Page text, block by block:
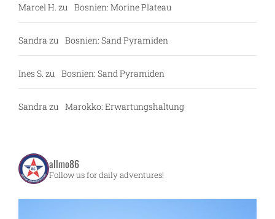
Marcel H. zu Bosnien: Morine Plateau
Sandra zu Bosnien: Sand Pyramiden
Ines S. zu Bosnien: Sand Pyramiden
Sandra zu Marokko: Erwartungshaltung
allmo86
Follow us for daily adventures!